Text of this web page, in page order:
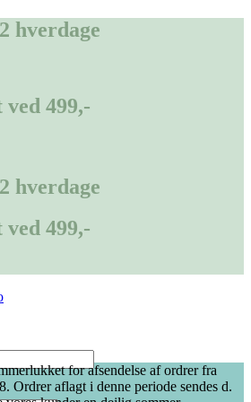
hverdage
499,-
hverdage
499,-
for afsendelse af ordrer fra
Ordrer aflagt i denne periode sendes d.